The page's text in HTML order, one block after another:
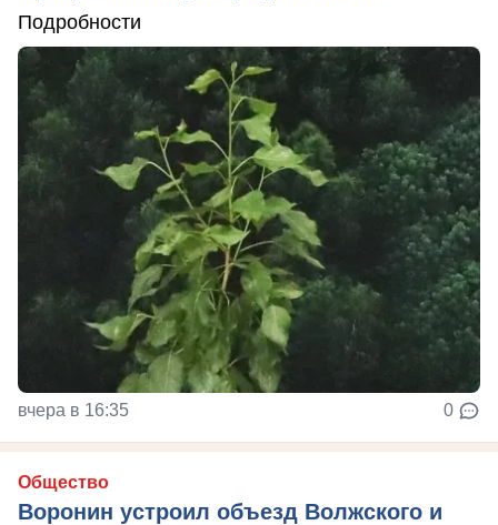
Подробности
вчера в 16:35 0
Общество
Воронин устроил объезд Волжского и